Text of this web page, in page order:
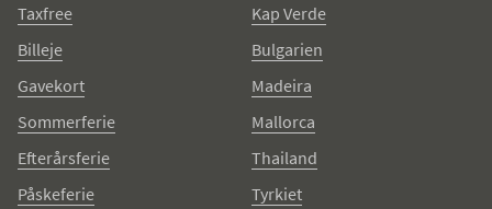
Taxfree
Billeje
Gavekort
Sommerferie
Efterårsferie
Påskeferie
Kap Verde
Bulgarien
Madeira
Mallorca
Thailand
Tyrkiet